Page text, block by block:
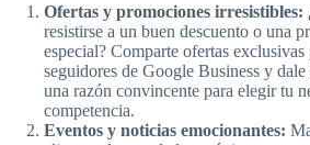
Ofertas y promociones irresistibles:
resistirse a un buen descuento o una
especial? Comparte ofertas exclusivas
seguidores de Google Business y dale
una razón convincente para elegir tu
competencia.
Eventos y noticias emocionantes: